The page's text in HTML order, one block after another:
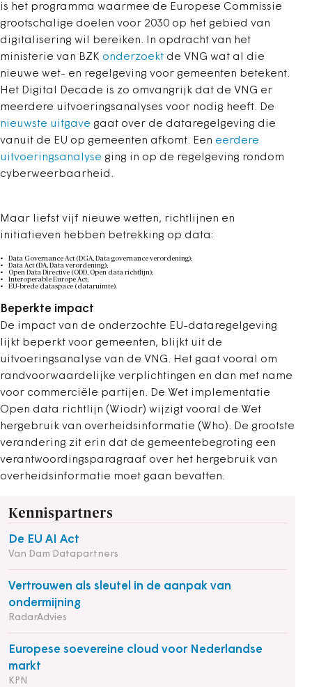
is het programma waarmee de Europese Commissie
grootschalige doelen voor 2030 op het gebied van
digitalisering wil bereiken. In opdracht van het
ministerie van BZK onderzoekt de VNG wat al die
nieuwe wet- en regelgeving voor gemeenten betekent.
Het Digital Decade is zo omvangrijk dat de VNG er
meerdere uitvoeringsanalyses voor nodig heeft. De
nieuwste uitgave gaat over de dataregelgeving die
vanuit de EU op gemeenten afkomt. Een eerdere
uitvoeringsanalyse ging in op de regelgeving rondom
cyberweerbaarheid.
Maar liefst vijf nieuwe wetten, richtlijnen en
initiatieven hebben betrekking op data:
Data Governance Act (DGA, Data governance verordening);
Data Act (DA, Data verordening);
Open Data Directive (ODD, Open data richtlijn);
Interoperable Europe Act;
EU-brede dataspace (dataruimte).
Beperkte impact
De impact van de onderzochte EU-dataregelgeving
lijkt beperkt voor gemeenten, blijkt uit de
uitvoeringsanalyse van de VNG. Het gaat vooral om
randvoorwaardelijke verplichtingen en dan met name
voor commerciële partijen. De Wet implementatie
Open data richtlijn (Wiodr) wijzigt vooral de Wet
hergebruik van overheidsinformatie (Who). De grootste
verandering zit erin dat de gemeentebegroting een
verantwoordingsparagraaf over het hergebruik van
overheidsinformatie moet gaan bevatten.
Kennispartners
De EU AI Act
Van Dam Datapartners
Vertrouwen als sleutel in de aanpak van
ondermijning
RadarAdvies
Europese soevereine cloud voor Nederlandse
markt
KPN